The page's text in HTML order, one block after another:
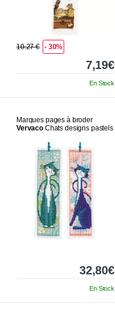
10.27 € - 30%
7,19€
En Stock
Marques pages à broder
Vervaco Chats designs pastels
32,80€
En Stock